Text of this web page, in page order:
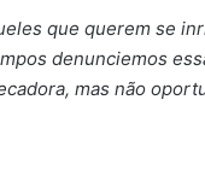
que querem se
denunciemos
mas não